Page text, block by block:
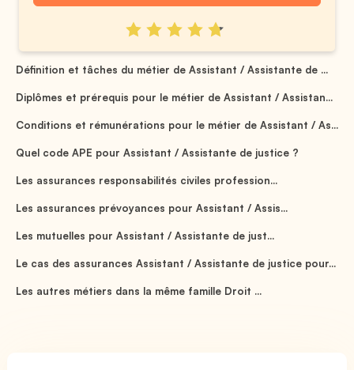
Définition et tâches du métier de Assistant / Assistante de ...
Diplômes et prérequis pour le métier de Assistant / Assistan...
Conditions et rémunérations pour le métier de Assistant / As...
Quel code APE pour Assistant / Assistante de justice ?
Les assurances responsabilités civiles profession...
Les assurances prévoyances pour Assistant / Assis...
Les mutuelles pour Assistant / Assistante de just...
Le cas des assurances Assistant / Assistante de justice pour...
Les autres métiers dans la même famille Droit ...